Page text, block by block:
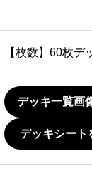
【枚数】60枚デ
デッキ一覧画
デッキシート